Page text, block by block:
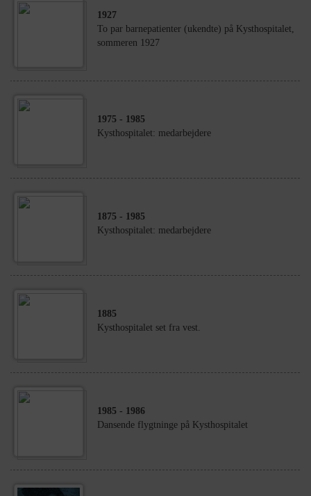
1927
To par barnepatienter (ukendte) på Kysthospitalet,
sommeren 1927
1975 - 1985
Kysthospitalet: medarbejdere
1875 - 1985
Kysthospitalet: medarbejdere
1885
Kysthospitalet set fra vest.
1985 - 1986
Dansende flygtninge på Kysthospitalet